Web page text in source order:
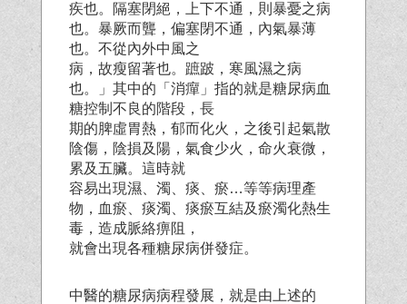
疾也。隔塞閉絕，上下不通，則暴憂之病
也。暴厥而聾，偏塞閉不通，內氣暴薄
也。不從內外中風之
病，故瘦留著也。蹠跛，寒風濕之病
也。」其中的「消癉」指的就是糖尿病血
糖控制不良的階段，長
期的脾虛胃熱，郁而化火，之後引起氣散
陰傷，陰損及陽，氣食少火，命火衰微，
累及五臟。這時就
容易出現濕、濁、痰、瘀…等等病理產
物，血瘀、痰濁、痰瘀互結及瘀濁化熱生
毒，造成脈絡痹阻，
就會出現各種糖尿病併發症。
中醫的糖尿病病程發展，就是由上述的